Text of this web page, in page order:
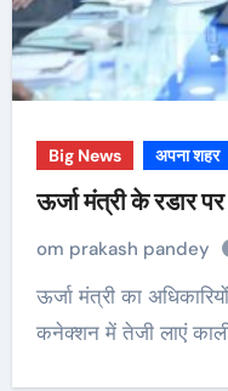
Big News अपना शहर
ऊर्जा मंत्री के रडार
om prakash pandey
ऊर्जा मंत्री का अधिकारियों को निर्देश – किसानों के बिजली
कनेक्शन में तेजी लाएं